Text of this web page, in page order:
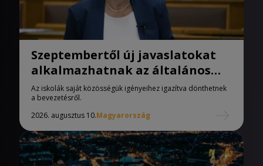
Szeptembertől új javaslatokat
alkalmazhatnak az általános
iskolák
Az iskolák saját közösségük igényeihez igazítva dönthetnek
a bevezetésről.
2026. augusztus 10.Magyarország